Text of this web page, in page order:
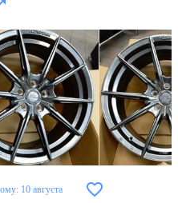
10 августа